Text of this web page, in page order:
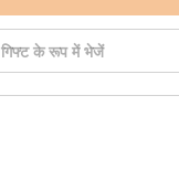
गिफ्ट के रूप में भेजें